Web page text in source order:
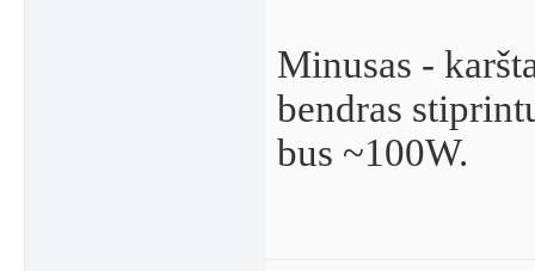
Minusas -
bendras
bus ~100W.